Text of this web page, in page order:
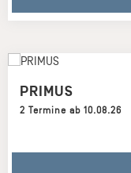
PRIMUS
2 Termine ab 10.08.26